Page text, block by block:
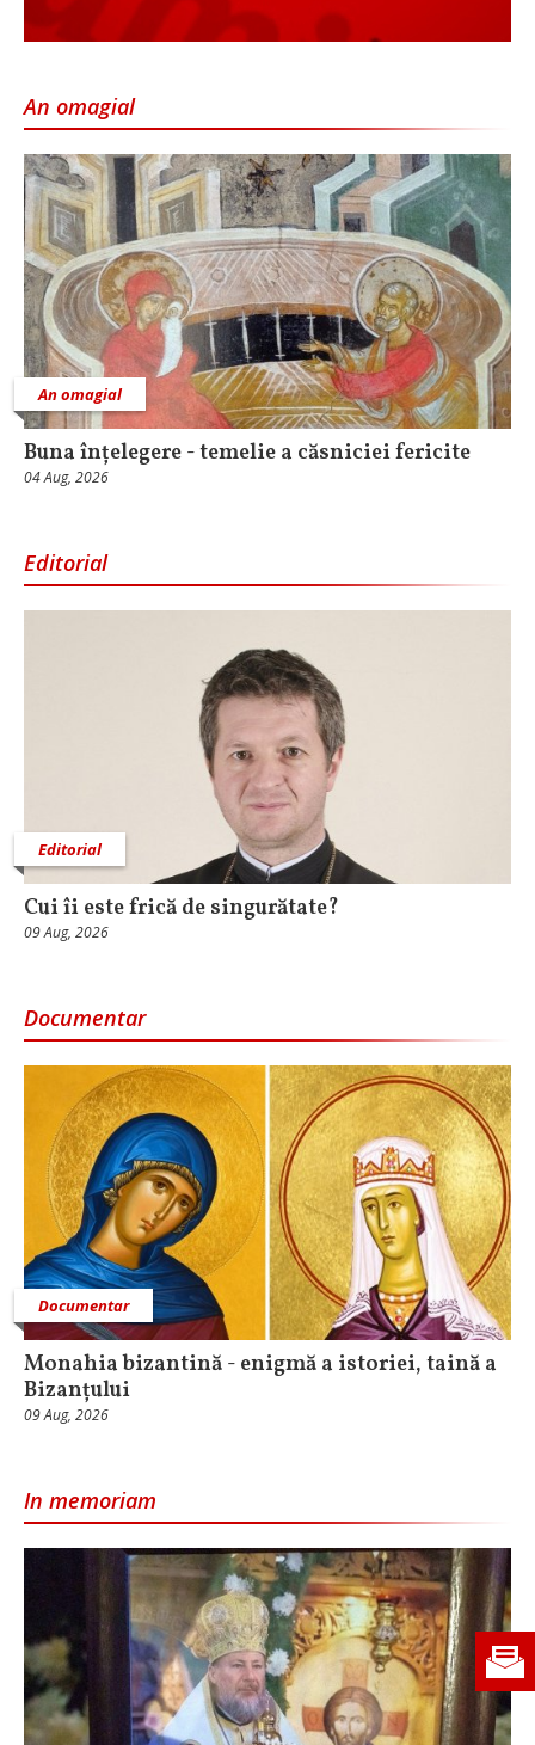
An omagial
An omagial
Buna înțelegere - temelie a căsniciei fericite
04 Aug, 2026
Editorial
Editorial
Cui îi este frică de singurătate?
09 Aug, 2026
Documentar
Documentar
Monahia bizantină - enigmă a istoriei, taină a
Bizanțului
09 Aug, 2026
In memoriam